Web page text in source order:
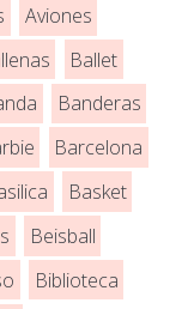
Aviones
Ballet
Banderas
Barcelona
Basket
Beisball
Biblioteca